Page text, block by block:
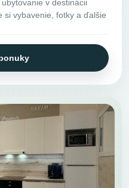
v destinácii
si vybavenie, fotky a ďalšie